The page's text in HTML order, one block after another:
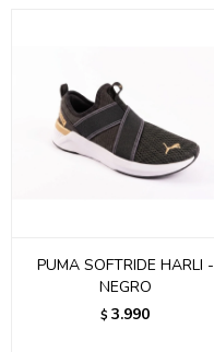
PUMA SOFTRIDE HARLI -
NEGRO
$ 3.990